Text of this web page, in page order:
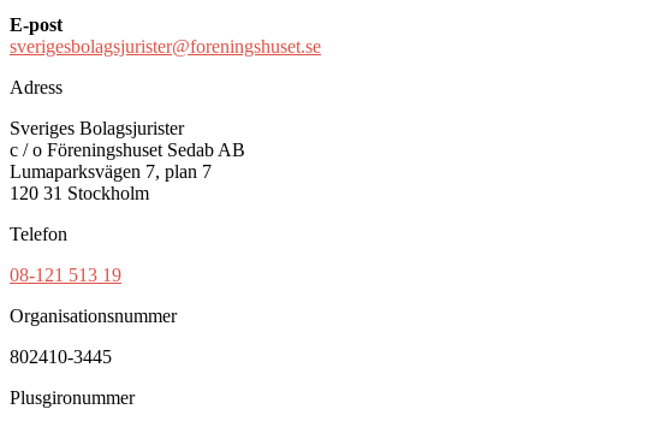
E-post
sverigesbolagsjurister@foreningshuset.se
Adress
Sveriges Bolagsjurister
c / o Föreningshuset Sedab AB
Lumaparksvägen 7, plan 7
120 31 Stockholm
Telefon
08-121 513 19
Organisationsnummer
802410-3445
Plusgironummer